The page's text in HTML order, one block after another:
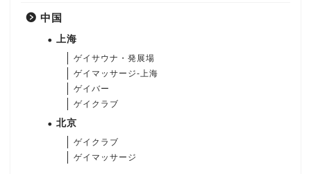
中国
上海
ゲイサウナ・発展場
ゲイマッサージ-上海
ゲイバー
ゲイクラブ
北京
ゲイクラブ
ゲイマッサージ